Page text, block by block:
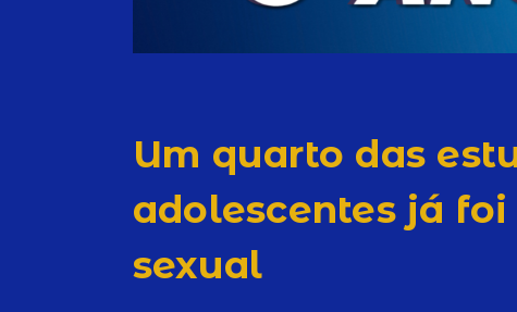
Um quarto das
adolescentes já
sexual